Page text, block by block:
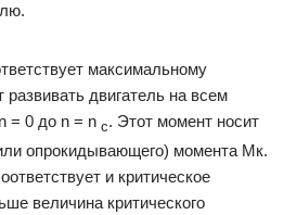
максимальному
двигатель на всем
= 0 до n = n с. Этот момент носит
опрокидывающего) момента Мк.
и критическое
величина критического